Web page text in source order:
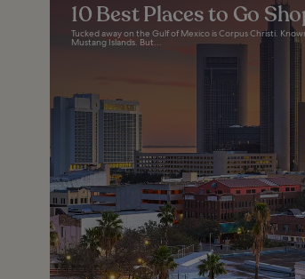
10 Best Places to Go
Tucked away on the Gulf of Mexico is Corpus Christi.
Mustang Islands. But...